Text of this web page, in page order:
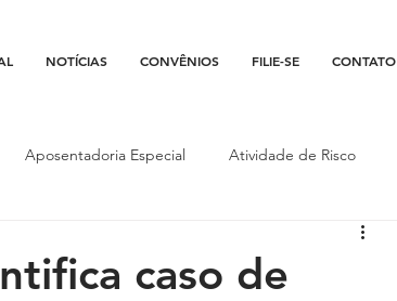
NOTÍCIAS CONVÊNIOS FILIE-SE CONTATO
Aposentadoria Especial Atividade de Risco
caso de